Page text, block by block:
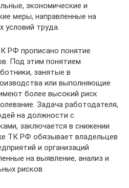
экономические и
меры, направленные на
труда.
РФ прописано понятие
Под этим понятием
занятые в
или выполняющие
более высокий риск
Задача работодателя,
на должности с
заключается в снижении
ТК РФ обязывает владельцев
и организаций
на выявление, анализ и
рисков.